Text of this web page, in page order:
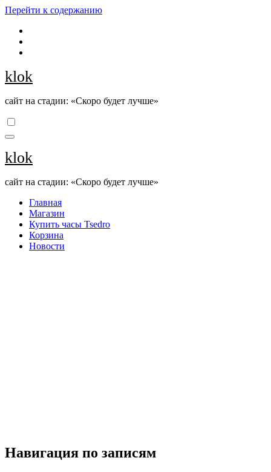
Перейти к содержанию
klok
сайт на стадии: «Скоро будет лучше»
klok
сайт на стадии: «Скоро будет лучше»
Главная
Магазин
Купить часы Tsedro
Корзина
Новости
Навигация по записям